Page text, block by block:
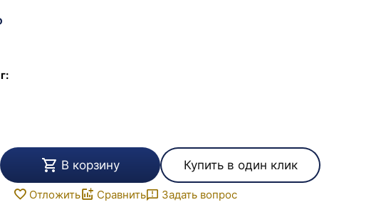
В корзину Купить в один клик
Отложить Сравнить Задать вопрос